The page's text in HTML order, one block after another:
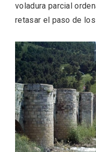
voladura parcial
retasar el paso de
Concierto de
Roa